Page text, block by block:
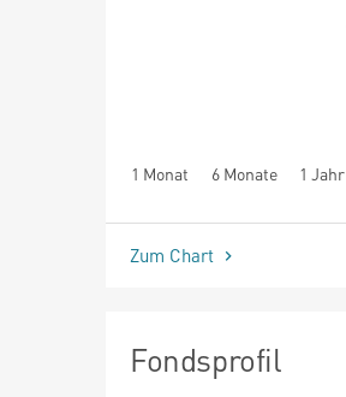
1 Monat 6 Monate 1 Jahr
seit Beginn
Zum Chart
Fondsprofil